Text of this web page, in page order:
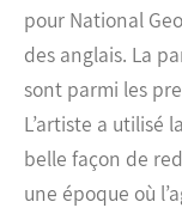
pour National
des anglais. La
sont parmi les
L’artiste a utilisé
belle façon de
une époque où